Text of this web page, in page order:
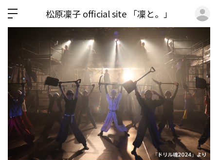
松原凜子 official site 「凜と。」